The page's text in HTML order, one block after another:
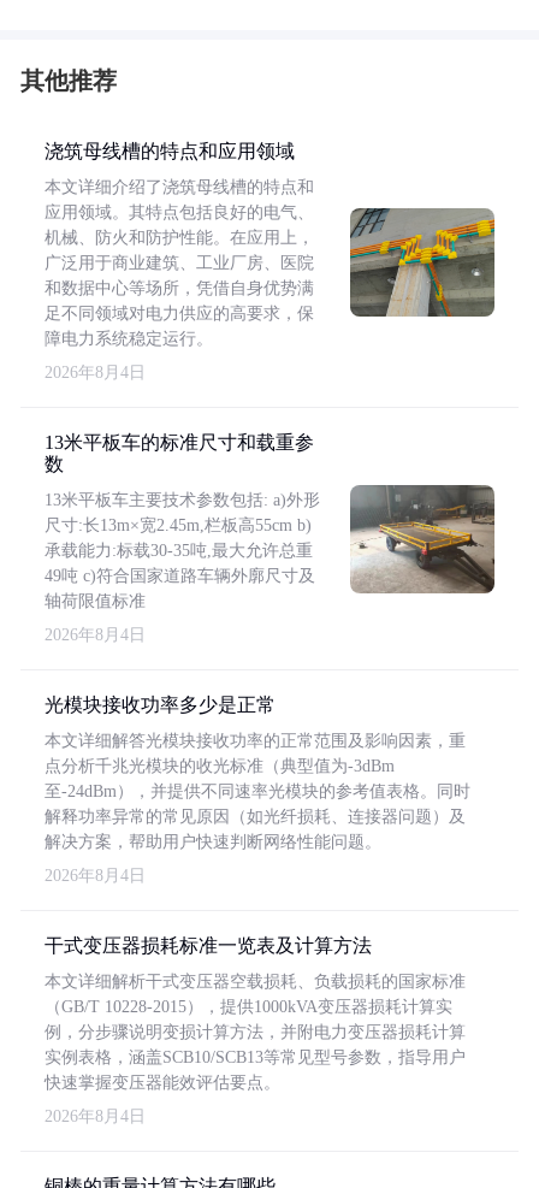
其他推荐
浇筑母线槽的特点和应用领域
本文详细介绍了浇筑母线槽的特点和
应用领域。其特点包括良好的电气、
机械、防火和防护性能。在应用上，
广泛用于商业建筑、工业厂房、医院
和数据中心等场所，凭借自身优势满
足不同领域对电力供应的高要求，保
障电力系统稳定运行。
2026年8月4日
13米平板车的标准尺寸和载重参
数
13米平板车主要技术参数包括: a)外形
尺寸:长13m×宽2.45m,栏板高55cm b)
承载能力:标载30-35吨,最大允许总重
49吨 c)符合国家道路车辆外廓尺寸及
轴荷限值标准
2026年8月4日
光模块接收功率多少是正常
本文详细解答光模块接收功率的正常范围及影响因素，重
点分析千兆光模块的收光标准（典型值为-3dBm
至-24dBm），并提供不同速率光模块的参考值表格。同时
解释功率异常的常见原因（如光纤损耗、连接器问题）及
解决方案，帮助用户快速判断网络性能问题。
2026年8月4日
干式变压器损耗标准一览表及计算方法
本文详细解析干式变压器空载损耗、负载损耗的国家标准
（GB/T 10228-2015），提供1000kVA变压器损耗计算实
例，分步骤说明变损计算方法，并附电力变压器损耗计算
实例表格，涵盖SCB10/SCB13等常见型号参数，指导用户
快速掌握变压器能效评估要点。
2026年8月4日